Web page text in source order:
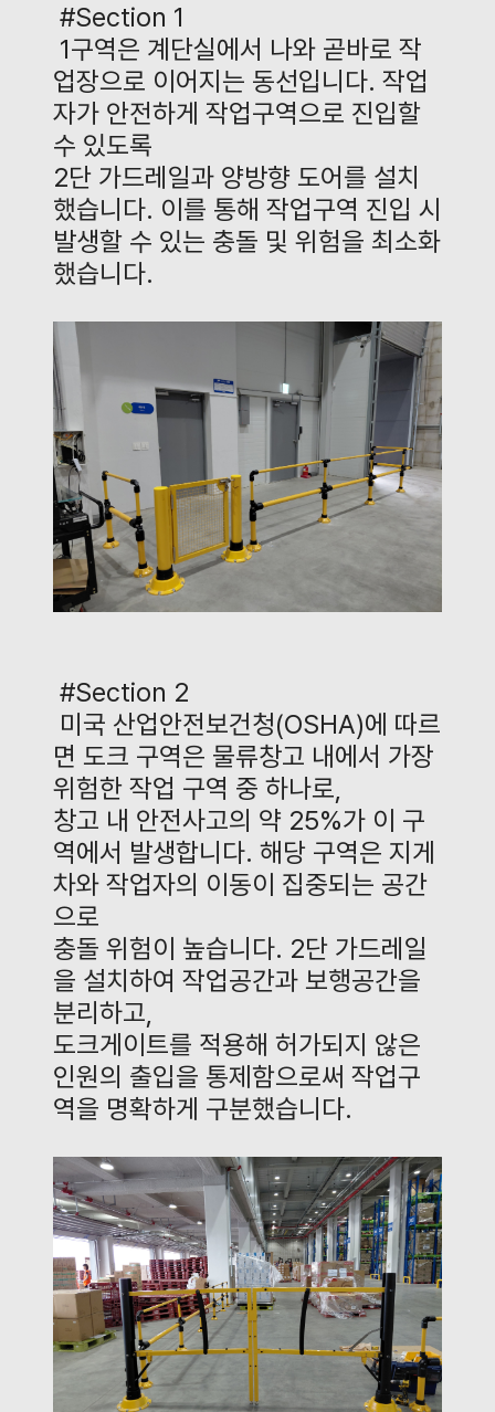
#Section 1
1구역은 계단실에서 나와 곧바로 작
업장으로 이어지는 동선입니다. 작업
자가 안전하게 작업구역으로 진입할
수 있도록
2단 가드레일과 양방향 도어를 설치
했습니다. 이를 통해 작업구역 진입 시
발생할 수 있는 충돌 및 위험을 최소화
했습니다.
#Section 2
미국 산업안전보건청(OSHA)에 따르
면 도크 구역은 물류창고 내에서 가장
위험한 작업 구역 중 하나로,
창고 내 안전사고의 약 25%가 이 구
역에서 발생합니다. 해당 구역은 지게
차와 작업자의 이동이 집중되는 공간
으로
충돌 위험이 높습니다. 2단 가드레일
을 설치하여 작업공간과 보행공간을
분리하고,
도크게이트를 적용해 허가되지 않은
인원의 출입을 통제함으로써 작업구
역을 명확하게 구분했습니다.